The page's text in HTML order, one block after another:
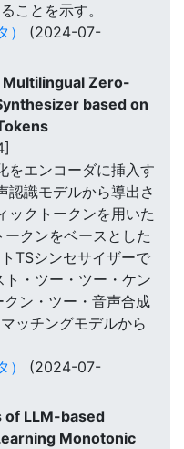
ことを示す。
(2024-07-
Multilingual Zero-
based on
をエンコーダに挿入す
認識モデルから導出さ
ックトークンを用いた
クンをベースとした
TSシンセサイザーで
・ツー・ツー・ケン
ン・ツー・音声合成
ッチングモデルから
(2024-07-
of LLM-based
Monotonic